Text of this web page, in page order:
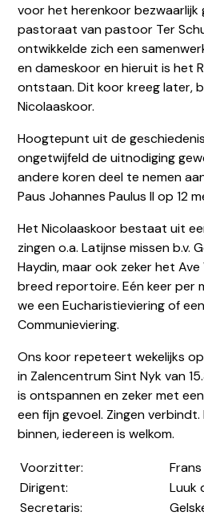
voor het herenkoor bezwaarlijk
pastoraat van pastoor Ter
ontwikkelde zich een
en dameskoor en hieruit is het
ontstaan. Dit koor kreeg later,
Nicolaaskoor.
Hoogtepunt uit de
ongetwijfeld de uitnodiging
andere koren deel te nemen
Paus Johannes Paulus II op 12
Het Nicolaaskoor bestaat uit
zingen o.a. Latijnse missen b.v.
Haydin, maar ook zeker het
breed reportoire. Eén keer per
we een Eucharistieviering of
Communieviering.
Ons koor repeteert wekelijks
in Zalencentrum Sint Nyk van
is ontspannen en zeker met
een fijn gevoel. Zingen
binnen, iedereen is welkom.
Voorzitter:
Dirigent:
Luuk
Secretaris: